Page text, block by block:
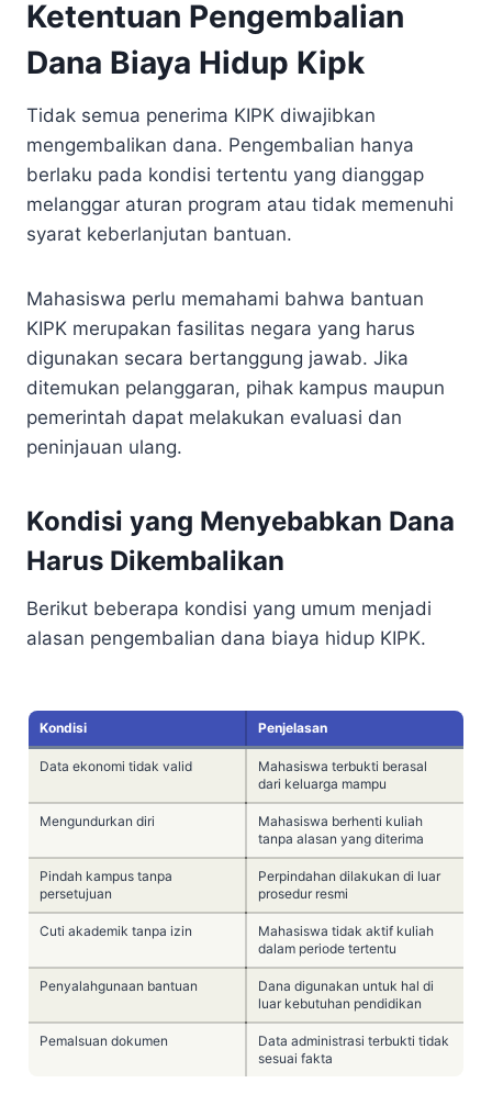
Ketentuan Pengembalian
Dana Biaya Hidup Kipk
Tidak semua penerima KIPK diwajibkan
mengembalikan dana. Pengembalian hanya
berlaku pada kondisi tertentu yang dianggap
melanggar aturan program atau tidak memenuhi
syarat keberlanjutan bantuan.
Mahasiswa perlu memahami bahwa bantuan
KIPK merupakan fasilitas negara yang harus
digunakan secara bertanggung jawab. Jika
ditemukan pelanggaran, pihak kampus maupun
pemerintah dapat melakukan evaluasi dan
peninjauan ulang.
Kondisi yang Menyebabkan Dana
Harus Dikembalikan
Berikut beberapa kondisi yang umum menjadi
alasan pengembalian dana biaya hidup KIPK.
Kondisi Penjelasan
Data ekonomi tidak valid
Mahasiswa terbukti berasal
dari keluarga mampu
Mengundurkan diri
Mahasiswa berhenti kuliah
tanpa alasan yang diterima
Pindah kampus tanpa
persetujuan
Perpindahan dilakukan di luar
prosedur resmi
Cuti akademik tanpa izin
Mahasiswa tidak aktif kuliah
dalam periode tertentu
Penyalahgunaan bantuan
Dana digunakan untuk hal di
luar kebutuhan pendidikan
Pemalsuan dokumen
Data administrasi terbukti tidak
sesuai fakta